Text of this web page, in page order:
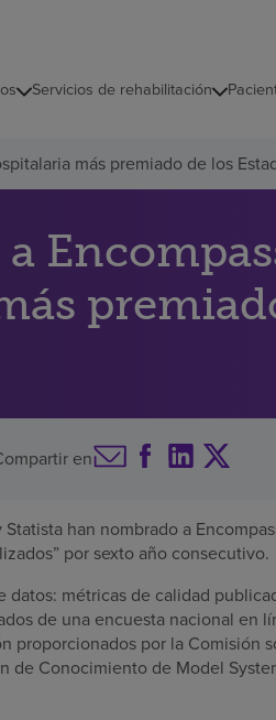
Servicios de rehabilitación
más premiado de los
en
han nombrado a
por sexto año consecutivo.
datos: métricas de calidad
de una encuesta nacional en
proporcionados por la Comisión
de Conocimiento de Model